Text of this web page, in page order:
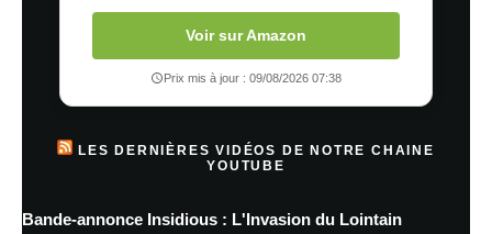
Voir sur Amazon
Prix mis à jour : 09/08/2026 07:38
LES DERNIÈRES VIDÉOS DE NOTRE CHAINE
YOUTUBE
Bande-annonce Insidious : L'Invasion du Lointain